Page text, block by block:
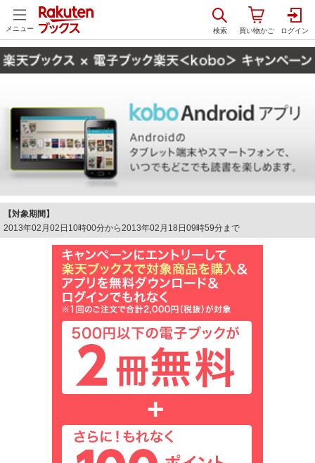
メニュー
【対象期間】
2013年02月02日10時00分から2013年02月18日09時59分まで